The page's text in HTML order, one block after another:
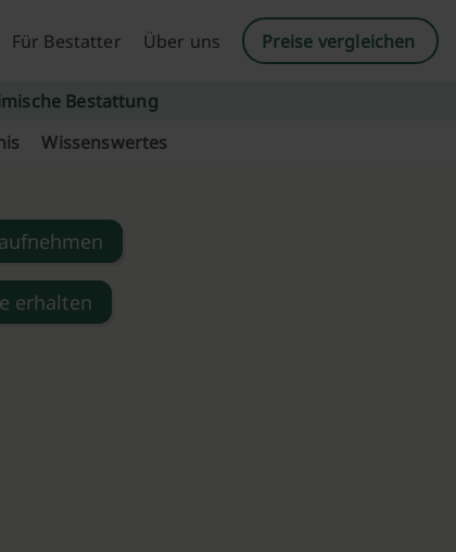
Für Bestatter
Über uns Preise vergleichen
Bestattung
Wissenswertes
erhalten